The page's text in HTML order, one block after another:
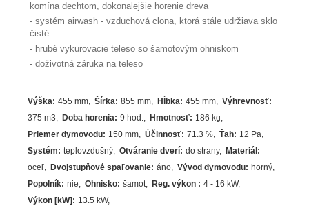
komína dechtom, dokonalejšie horenie dreva
- systém airwash - vzduchová clona, ktorá stále udržiava sklo
čisté
- hrubé vykurovacie teleso so šamotovým ohniskom
- doživotná záruka na teleso
Výška: 455 mm Šírka: 855 mm Hĺbka: 455 mm Výhrevnosť:
375 m3
Doba horenia: 9 hod. Hmotnosť: 186 kg
Priemer dymovodu: 150 mm Účinnosť: 71.3% Ťah: 12 Pa
Systém: teplovzdušný Otváranie dverí: do strany Materiál :
oceľ
Dvojstupňové spaľovanie: áno Vývod dymovodu: horný
Popolník: nie Ohnisko: šamot Reg. výkon : 4 - 16 kW
Výkon [kW] : 13.5 kW